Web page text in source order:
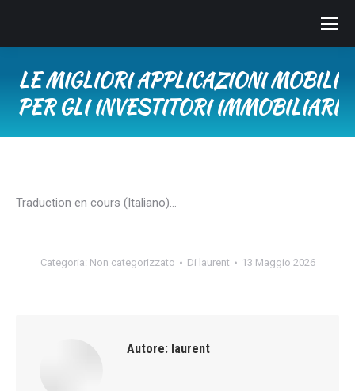
LE MIGLIORI APPLICAZIONI MOBILI
PER GLI INVESTITORI IMMOBILIARI
Traduction en cours (Italiano)…
Categoria: Non categorizzato Di laurent 13 Maggio 2026
Autore: laurent